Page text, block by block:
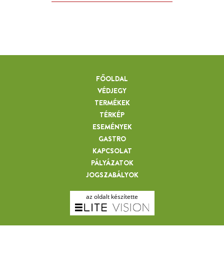
FŐOLDAL
VÉDJEGY
TERMÉKEK
TÉRKÉP
ESEMÉNYEK
GASTRO
KAPCSOLAT
PÁLYÁZATOK
JOGSZABÁLYOK
az oldalt készítette